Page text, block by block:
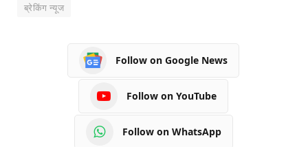
ब्रेकिंग न्यूज
Follow on Google News
Follow on YouTube
Follow on WhatsApp